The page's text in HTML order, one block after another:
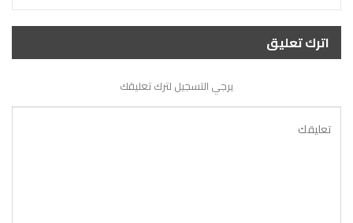
اترك تعليق
يرجي التسجيل لترك تعليقك